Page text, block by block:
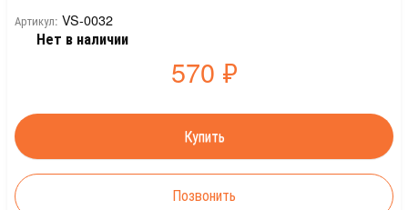
Артикул: VS-0032
Нет в наличии
570 ₽
Позвонить